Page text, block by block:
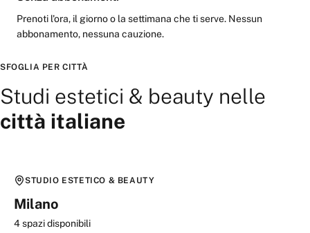
Prenoti l'ora, il giorno o la settimana che ti serve. Nessun
abbonamento, nessuna cauzione.
SFOGLIA PER CITTÀ
Studi estetici & beauty nelle
città italiane
STUDIO ESTETICO & BEAUTY
Milano
4spazi disponibili